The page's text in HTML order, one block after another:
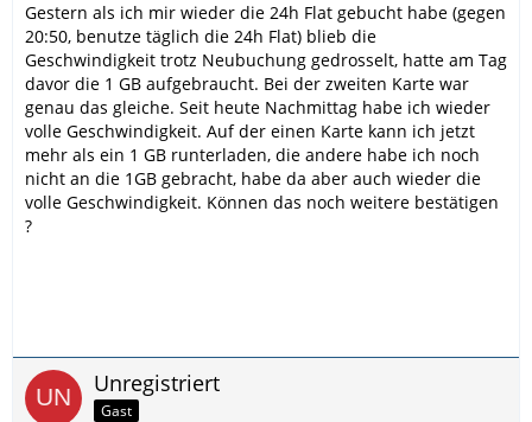
Gestern als ich mir wieder die 24h Flat gebucht habe (gegen
20:50, benutze täglich die 24h Flat) blieb die
Geschwindigkeit trotz Neubuchung gedrosselt, hatte am Tag
davor die 1 GB aufgebraucht. Bei der zweiten Karte war
genau das gleiche. Seit heute Nachmittag habe ich wieder
volle Geschwindigkeit. Auf der einen Karte kann ich jetzt
mehr als ein 1 GB runterladen, die andere habe ich noch
nicht an die 1GB gebracht, habe da aber auch wieder die
volle Geschwindigkeit. Können das noch weitere bestätigen
?
Unregistriert
Gast